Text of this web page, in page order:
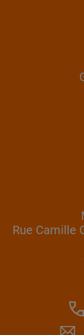
Rue Camille